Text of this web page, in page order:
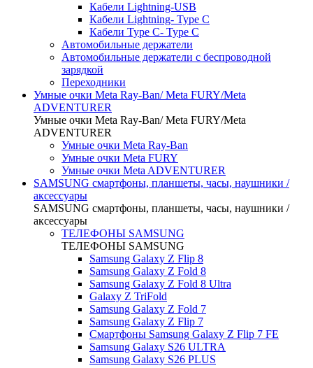
Кабели Lightning-USB
Кабели Lightning- Type C
Кабели Type C- Type C
Автомобильные держатели
Автомобильные держатели с беспроводной
зарядкой
Переходники
Умные очки Meta Ray-Ban/ Meta FURY/Meta
ADVENTURER
Умные очки Meta Ray-Ban/ Meta FURY/Meta
ADVENTURER
Умные очки Meta Ray-Ban
Умные очки Meta FURY
Умные очки Meta ADVENTURER
SAMSUNG cмартфоны, планшеты, часы, наушники /
аксессуары
SAMSUNG cмартфоны, планшеты, часы, наушники /
аксессуары
ТЕЛЕФОНЫ SAMSUNG
ТЕЛЕФОНЫ SAMSUNG
Samsung Galaxy Z Flip 8
Samsung Galaxy Z Fold 8
Samsung Galaxy Z Fold 8 Ultra
Galaxy Z TriFold
Samsung Galaxy Z Fold 7
Samsung Galaxy Z Flip 7
Смартфоны Samsung Galaxy Z Flip 7 FE
Samsung Galaxy S26 ULTRA
Samsung Galaxy S26 PLUS